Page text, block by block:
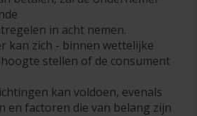
in acht nemen.
kan zich - binnen wettelijke
stellen of de consument
kan voldoen, evenals
en factoren die van belang zijn